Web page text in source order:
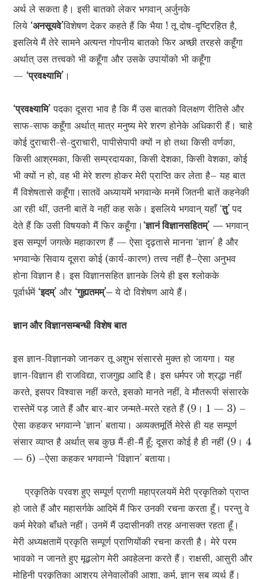
अर्थ ले सकता है। इसी बातको लेकर भगवान् अर्जुनके
लिये ‘अनसूयवे’विशेषण देकर कहते हैं कि भैया ! तू दोष-दृष्टिरहित है,
इसलिये मैं तेरे सामने अत्यन्त गोपनीय बातको फिर अच्छी तरहसे कहूँगा
अर्थात् उस तत्त्वको भी कहूँगा और उसके उपायोंको भी कहूँगा
— ‘प्रवक्ष्यामि’ ।
‘प्रवक्ष्यामि’ पदका दूसरा भाव है कि मैं उस बातको विलक्षण रीतिसे और
साफ-साफ कहूँगा अर्थात् मात्र मनुष्य मेरे शरण होनेके अधिकारी हैं। चाहे
कोई दुराचारी-से-दुराचारी, पापीसेपापी क्यों न हो तथा किसी वर्णका,
किसी आश्रमका, किसी सम्प्रदायका, किसी देशका, किसी वेशका, कोई
भी क्यों न हो, वह भी मेरे शरण होकर मेरी प्राप्ति कर लेता है– यह बात
मैं विशेषतासे कहूँगा।सातवें अध्यायमें भगवान्के मनमें जितनी बातें कहनेकी
आ रही थीं, उतनी बातें वे नहीं कह सके। इसलिये भगवान् यहाँ ‘तु’पद
देते हैं कि उसी विषयको मैं फिर कहूँगा। ‘ज्ञानं विज्ञानसहितम्’ —भगवान्
इस सम्पूर्ण जगत्के महाकारण हैं — ऐसा दृढ़तासे मानना ‘ज्ञान’ है और
भगवान्के सिवाय दूसरा कोई (कार्य-कारण) तत्त्व नहीं है–ऐसा अनुभव
होना विज्ञान है। इस विज्ञानसहित ज्ञानके लिये ही इस श्लोकके
पूर्वार्धमें ‘इदम्’ और ‘गुह्यतमम्’–ये दो विशेषण आये हैं।
ज्ञान और विज्ञानसम्बन्धी विशेष बात
इस ज्ञान-विज्ञानको जानकर तू अशुभ संसारसे मुक्त हो जायगा। यह
ज्ञान-विज्ञान ही राजविद्या, राजगुह्य आदि है। इस धर्मपर जो श्रद्धा नहीं
करते, इसपर विश्वास नहीं करते, इसको मानते नहीं, वे मौतरूपी संसारके
रास्तेमें पड़ जाते हैं और बार-बार जन्मते-मरते रहते हैं (9। 1 — 3) –
ऐसा कहकर भगवान्ने ‘ज्ञान’ बताया। अव्यक्तमूर्ति मेरेसे ही यह सम्पूर्ण
संसार व्याप्त है अर्थात् सब कुछ मैं-ही-मैं हूँ; दूसरा कोई है ही नहीं (9। 4
— 6) –ऐसा कहकर भगवान्ने ‘विज्ञान’ बताया।
प्रकृतिके परवश हुए सम्पूर्ण प्राणी महाप्रलयमें मेरी प्रकृतिको प्राप्त
हो जाते हैं और महासर्गके आदिमें मैं फिर उनकी रचना करता हूँ। परन्तु वे
कर्म मेरेको बाँधते नहीं। उनमें मैं उदासीनकी तरह अनासक्त रहता हूँ।
मेरी अध्यक्षतामें प्रकृति सम्पूर्ण प्राणियोंकी रचना करती है। मेरे परम
भावको न जानते हुए मूढ़लोग मेरी अवहेलना करते हैं। राक्षसी, आसुरी और
मोहिनी प्रकृतिका आश्रय लेनेवालोंकी आशा, कर्म, ज्ञान सब व्यर्थ हैं।